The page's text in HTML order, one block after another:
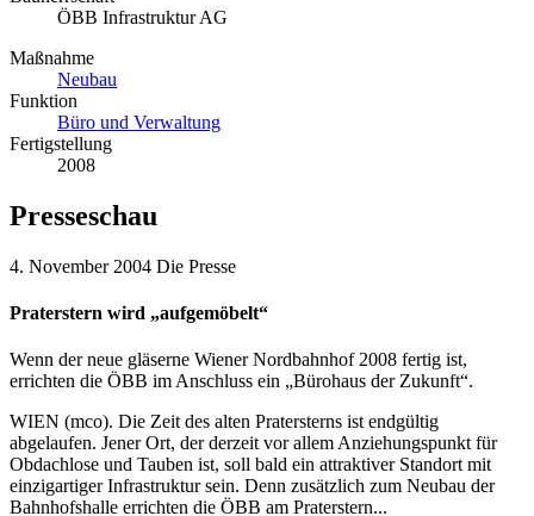
ÖBB Infrastruktur AG
Maßnahme
Neubau
Funktion
Büro und Verwaltung
Fertigstellung
2008
Presseschau
4. November 2004 Die Presse
Praterstern wird „aufgemöbelt“
Wenn der neue gläserne Wiener Nordbahnhof 2008 fertig ist,
errichten die ÖBB im Anschluss ein „Bürohaus der Zukunft“.
WIEN (mco). Die Zeit des alten Pratersterns ist endgültig
abgelaufen. Jener Ort, der derzeit vor allem Anziehungspunkt für
Obdachlose und Tauben ist, soll bald ein attraktiver Standort mit
einzigartiger Infrastruktur sein. Denn zusätzlich zum Neubau der
Bahnhofshalle errichten die ÖBB am Praterstern...